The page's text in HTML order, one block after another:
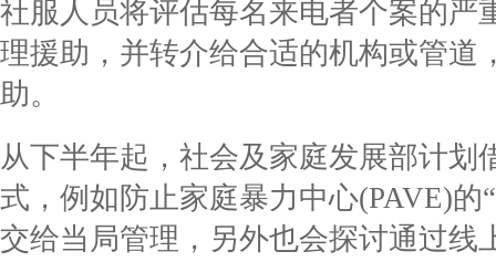
社服人员将评估每名来电者个案的严
理援助，并转介给合适的机构或管道
助。
从下半年起，社会及家庭发展部计划
式，例如防止家庭暴力中心(PAVE)的
交给当局管理，另外也会探讨通过线